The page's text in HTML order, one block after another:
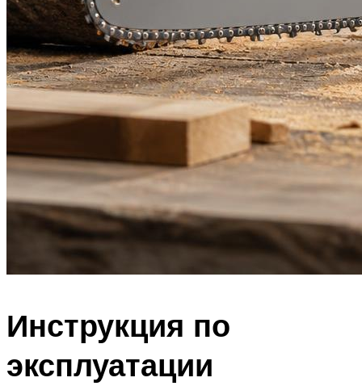
Инструкция по
эксплуатации